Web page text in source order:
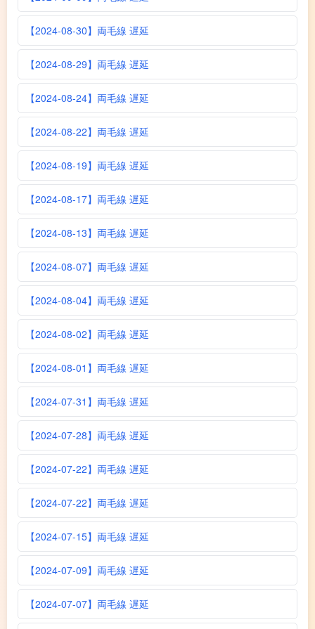
【2024-08-30】両毛線 遅延
【2024-08-29】両毛線 遅延
【2024-08-24】両毛線 遅延
【2024-08-22】両毛線 遅延
【2024-08-19】両毛線 遅延
【2024-08-17】両毛線 遅延
【2024-08-13】両毛線 遅延
【2024-08-07】両毛線 遅延
【2024-08-04】両毛線 遅延
【2024-08-02】両毛線 遅延
【2024-08-01】両毛線 遅延
【2024-07-31】両毛線 遅延
【2024-07-28】両毛線 遅延
【2024-07-22】両毛線 遅延
【2024-07-22】両毛線 遅延
【2024-07-15】両毛線 遅延
【2024-07-09】両毛線 遅延
【2024-07-07】両毛線 遅延